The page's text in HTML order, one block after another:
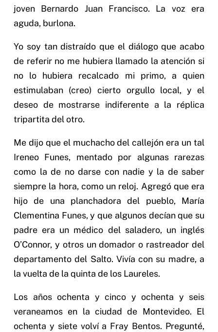
joven Bernardo Juan Francisco. La voz era
aguda, burlona.
Yo soy tan distraído que el diálogo que acabo
de referir no me hubiera llamado la atención si
no lo hubiera recalcado mi primo, a quien
estimulaban (creo) cierto orgullo local, y el
deseo de mostrarse indiferente a la réplica
tripartita del otro.
Me dijo que el muchacho del callejón era un tal
Ireneo Funes, mentado por algunas rarezas
como la de no darse con nadie y la de saber
siempre la hora, como un reloj. Agregó que era
hijo de una planchadora del pueblo, María
Clementina Funes, y que algunos decían que su
padre era un médico del saladero, un inglés
O’Connor, y otros un domador o rastreador del
departamento del Salto. Vivía con su madre, a
la vuelta de la quinta de los Laureles.
Los años ochenta y cinco y ochenta y seis
veraneamos en la ciudad de Montevideo. El
ochenta y siete volví a Fray Bentos. Pregunté,